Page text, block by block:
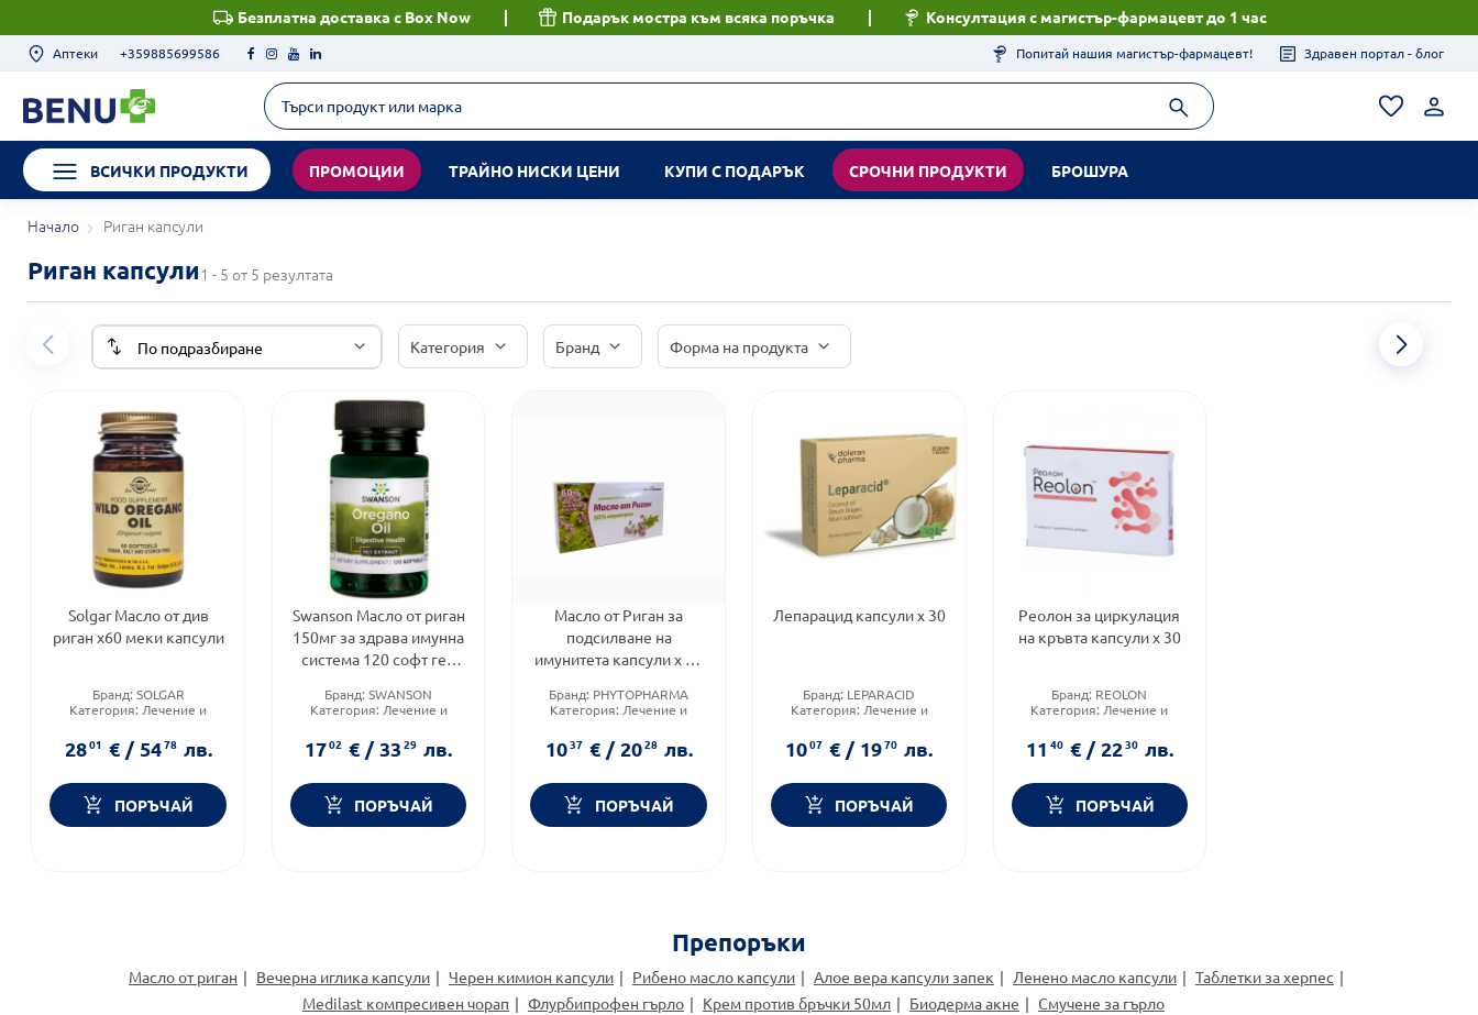
Безплатна доставка с Box Now Подарък мостра към всяка поръчка Консултация с магистър-фармацевт до 1 час
Аптеки +359885699586 Попитай нашия магистър-фармацевт! Здравен портал - блог
ВСИЧКИ ПРОДУКТИ ПРОМОЦИИ ТРАЙНО НИСКИ ЦЕНИ КУПИ С ПОДАРЪК СРОЧНИ ПРОДУКТИ БРОШУРА
Начало Риган капсули
Риган капсули1 - 5 от 5 резултата
Категория Бранд Форма на продукта
Solgar Масло от див
риган х60 меки капсули
Бранд: SOLGAR
Категория: Лечение и
Форма на продукта:
2801 € / 5478 лв.
ПОРЪЧАЙ
Swanson Масло от риган
150мг за здрава имунна
система 120 софт гел
Бранд:SWANSON
Категория: Лечение и
Форма на продукта:
1702 € / 3329 лв.
ПОРЪЧАЙ
Масло от Риган за
подсилване на
имунитета капсули х 60
Бранд: PHYTOPHARMA
Категория: Лечение и
Форма на продукта:
1037 € / 2028 лв.
ПОРЪЧАЙ
Лепарацид капсули х 30
Бранд: LEPARACID
Категория: Лечение и
Форма на продукта:
1007 € / 1970 лв.
ПОРЪЧАЙ
Реолон за циркулация
на кръвта капсули х 30
Бранд: REOLON
Категория: Лечение и
Форма на продукта:
1140 € / 2230 лв.
ПОРЪЧАЙ
Препоръки
Масло от риган Вечерна иглика капсули Черен кимион капсули Рибено масло капсули Алое вера капсули запек Ленено масло капсули
Таблетки за херпес
Medilast компресивен чорап
Флурбипрофен гърло Крем против бръчки 50мл Биодерма акне Смучене за гърло